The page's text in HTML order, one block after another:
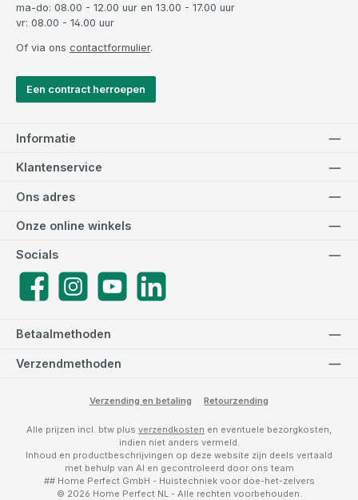
ma-do: 08.00 - 12.00 uur en 13.00 - 17.00 uur
vr: 08.00 - 14.00 uur
Of via ons contactformulier.
Een contract herroepen
Informatie
Klantenservice
Betaalmethoden
Verzendmethoden
Ons adres
Socials
FacebookInstagramYouTube
Onze online winkels
Verzending en betaling Retourzending
Alle prijzen incl. btw plus verzendkosten en eventuele bezorgkosten,
indien niet anders vermeld.
Inhoud en productbeschrijvingen op deze website zijn deels vertaald
met behulp van AI en gecontroleerd door ons team
## Home Perfect GmbH - Huistechniek voor doe-het-zelvers
© 2026 Home Perfect NL - Alle rechten voorbehouden.